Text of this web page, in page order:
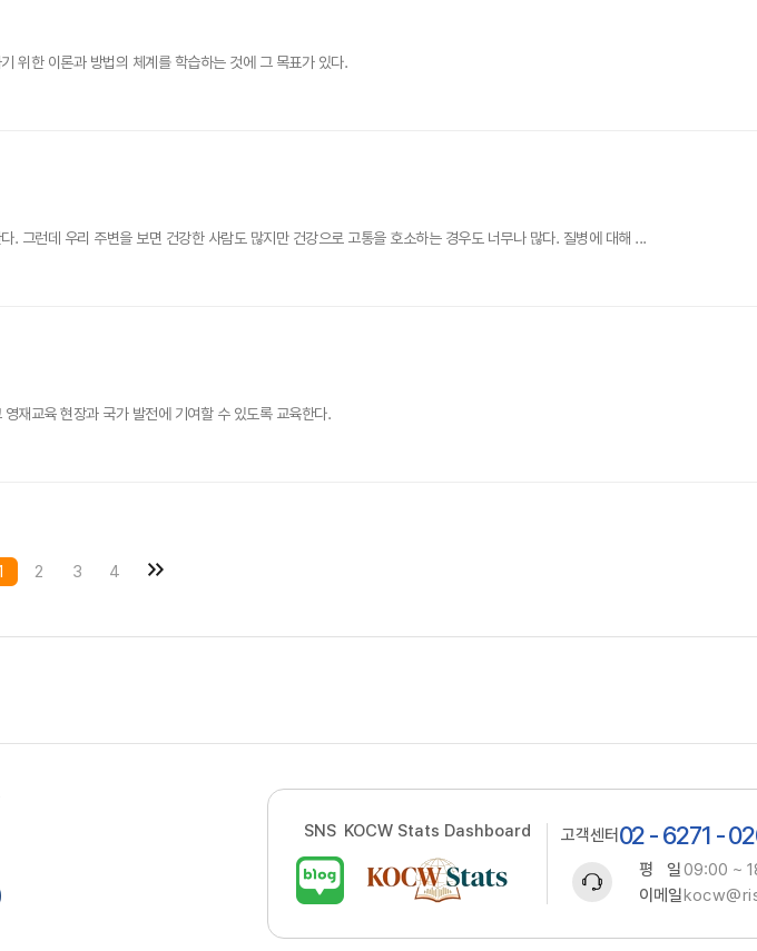
위한 이론과 방법의 체계를 학습하는 것에 그 목표가 있다.
. 그런데 우리 주변을 보면 건강한 사람도 많지만 건강으로 고통을 호소하는 경우도 너무나 많다. 질병에 대해 ...
재교육 현장과 국가 발전에 기여할 수 있도록 교육한다.
2 3 4
SNS KOCW Stats Dashboard 고객센터 02 - 6271 -
평 일09:00 ~
이메일